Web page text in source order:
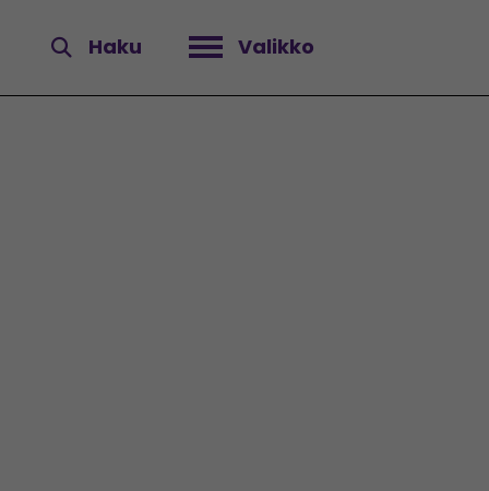
Haku Valikko
Avaa valikko